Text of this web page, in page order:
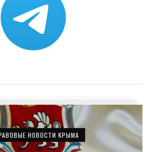
НОВОСТИ КРЫМА